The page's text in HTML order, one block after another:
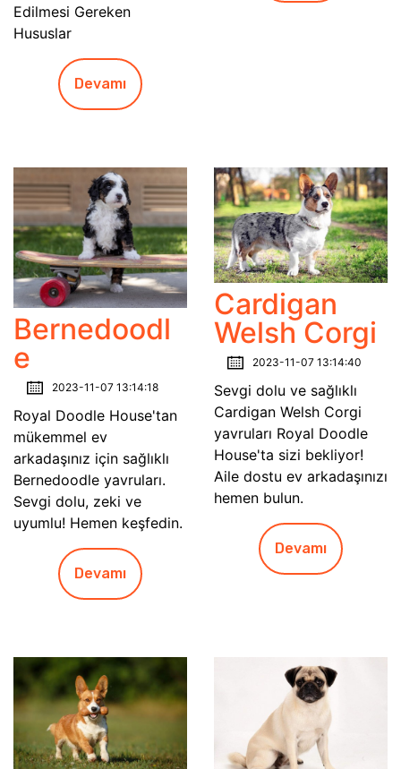
Edilmesi Gereken
Hususlar
Devamı
Bernedoodl
e
2023-11-07 13:14:18
Royal Doodle House'tan
mükemmel ev
arkadaşınız için sağlıklı
Bernedoodle yavruları.
Sevgi dolu, zeki ve
uyumlu! Hemen keşfedin.
Devamı
Cardigan
Welsh Corgi
2023-11-07 13:14:40
Sevgi dolu ve sağlıklı
Cardigan Welsh Corgi
yavruları Royal Doodle
House'ta sizi bekliyor!
Aile dostu ev arkadaşınızı
hemen bulun.
Devamı